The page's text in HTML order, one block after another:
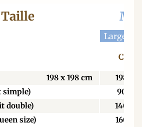
Taille
Largeur
198 x 198 cm 198
simple)
90
double)
140
size)
160